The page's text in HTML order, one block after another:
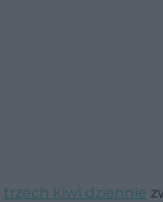
trzech kiwi dziennie